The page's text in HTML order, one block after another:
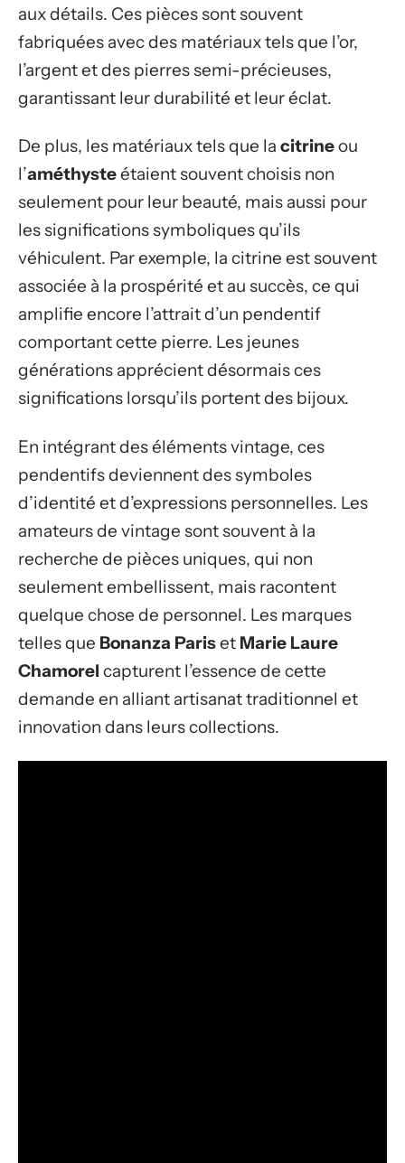
aux détails. Ces pièces sont souvent
fabriquées avec des matériaux tels que l’or,
l’argent et des pierres semi-précieuses,
garantissant leur durabilité et leur éclat.
De plus, les matériaux tels que la citrineou
l’améthysteétaient souvent choisis non
seulement pour leur beauté, mais aussi pour
les significations symboliques qu’ils
véhiculent. Par exemple, la citrine est souvent
associée à la prospérité et au succès, ce qui
amplifie encore l’attrait d’un pendentif
comportant cette pierre. Les jeunes
générations apprécient désormais ces
significations lorsqu’ils portent des bijoux.
En intégrant des éléments vintage, ces
pendentifs deviennent des symboles
d’identité et d’expressions personnelles. Les
amateurs de vintage sont souvent à la
recherche de pièces uniques, qui non
seulement embellissent, mais racontent
quelque chose de personnel. Les marques
telles que Bonanza Pariset Marie Laure
Chamorel capturent l’essence de cette
demande en alliant artisanat traditionnel et
innovation dans leurs collections.